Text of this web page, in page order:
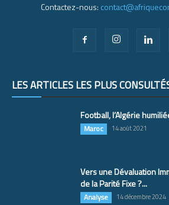
Contactez-nous:
LES ARTICLES LES PLUS
Football, l’Algérie
Maroc 14 août 2021
Vers une Dévaluation
de la Parité Fixe ?...
Analyse 14 décembre 2024